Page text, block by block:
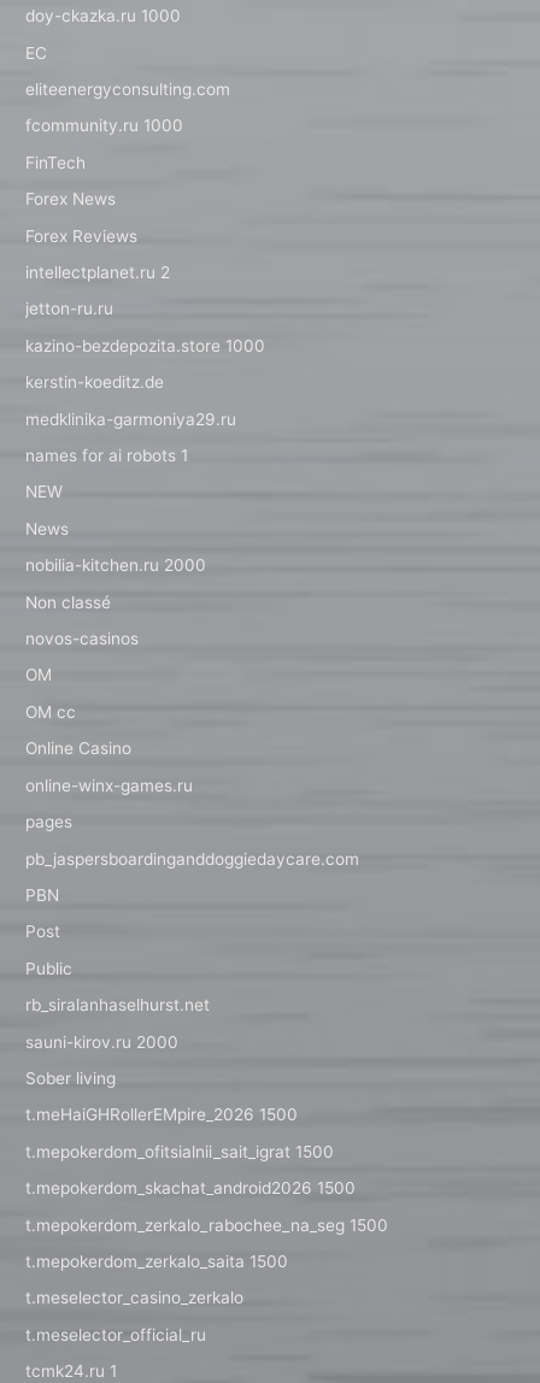
doy-ckazka.ru 1000
EC
eliteenergyconsulting.com
fcommunity.ru 1000
FinTech
Forex News
Forex Reviews
intellectplanet.ru 2
jetton-ru.ru
kazino-bezdepozita.store 1000
kerstin-koeditz.de
medklinika-garmoniya29.ru
names for ai robots 1
NEW
News
nobilia-kitchen.ru 2000
Non classé
novos-casinos
OM
OM cc
Online Casino
online-winx-games.ru
pages
pb_jaspersboardinganddoggiedaycare.com
PBN
Post
Public
rb_siralanhaselhurst.net
sauni-kirov.ru 2000
Sober living
t.meHaiGHRollerEMpire_2026 1500
t.mepokerdom_ofitsialnii_sait_igrat 1500
t.mepokerdom_skachat_android2026 1500
t.mepokerdom_zerkalo_rabochee_na_seg 1500
t.mepokerdom_zerkalo_saita 1500
t.meselector_casino_zerkalo
t.meselector_official_ru
tcmk24.ru 1